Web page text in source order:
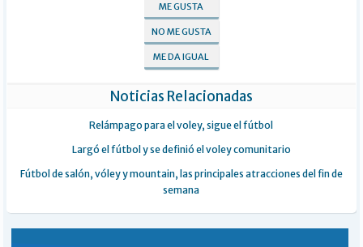
ME GUSTA
NO ME GUSTA
ME DA IGUAL
Noticias Relacionadas
Relámpago para el voley, sigue el fútbol
Largó el fútbol y se definió el voley comunitario
Fútbol de salón, vóley y mountain, las principales atracciones del fin de
semana